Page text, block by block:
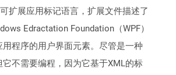
扩展应用标记语言，扩展文件描述了
Edractation Foundation（WPF）
用程序的用户界面元素。尽管是一种
它不需要编程，因为它基于XML的标